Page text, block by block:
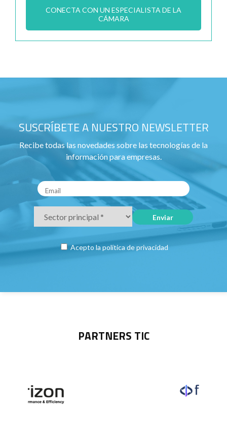
CONECTA CON UN ESPECIALISTA DE LA
CÁMARA
SUSCRÍBETE A NUESTRO NEWSLETTER
Recibe todas las novedades sobre las tecnologías de la
información para empresas.
Acepto la política de privacidad
PARTNERS TIC